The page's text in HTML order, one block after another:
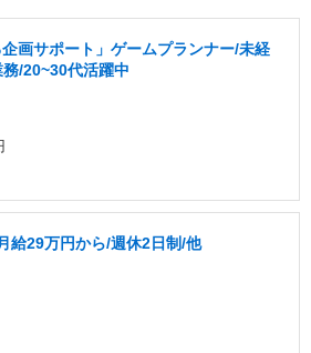
企画サポート」ゲームプランナー/未経
/20~30代活躍中
給29万円から/週休2日制/他